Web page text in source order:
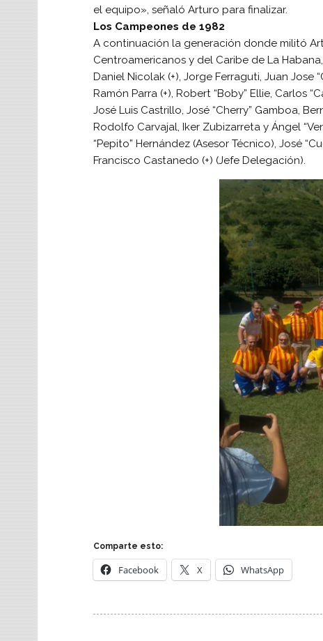
el equipo», señaló Arturo para finalizar.
Los Campeones de 1982
A continuación la generación donde militó
Centroamericanos y del Caribe de La
Daniel Nicolak (+), Jorge Ferraguti, Juan Jose
Ramón Parra (+), Robert “Boby” Ellie, Carlos
José Luis Castrillo, José “Cherry” Gamboa,
Rodolfo Carvajal, Iker Zubizarreta y Ángel
“Pepito” Hernández (Asesor Técnico), José
Francisco Castanedo (+) (Jefe Delegación).
Comparte esto:
Facebook X WhatsApp